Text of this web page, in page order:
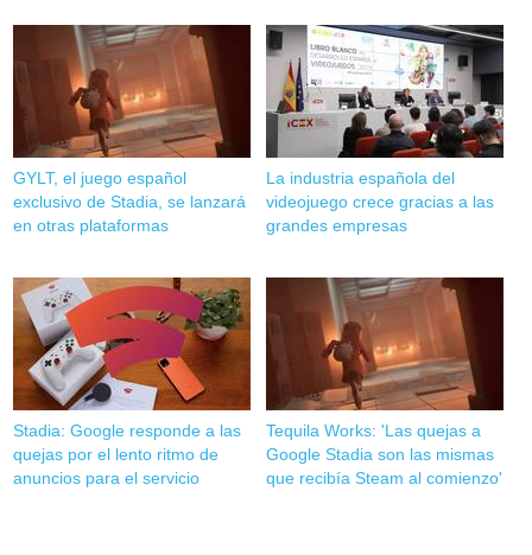
GYLT, el juego español
exclusivo de Stadia, se lanzará
en otras plataformas
La industria española del
videojuego crece gracias a las
grandes empresas
Stadia: Google responde a las
quejas por el lento ritmo de
anuncios para el servicio
Tequila Works: 'Las quejas a
Google Stadia son las mismas
que recibía Steam al comienzo'